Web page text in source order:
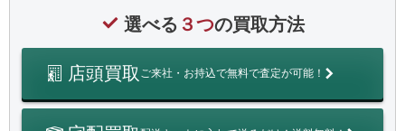
選べる ３つの買取方法
店頭買取 ご来社・お持込で無料で査定が可能！